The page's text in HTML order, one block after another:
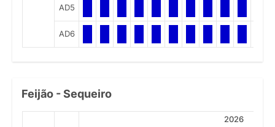
AD5
AD6
Feijão - Sequeiro
2026